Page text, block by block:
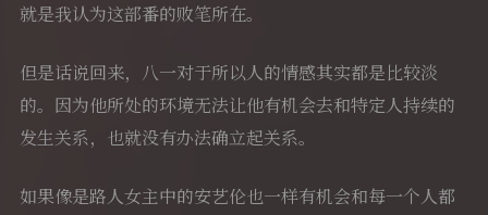
就是我认为这部番的败笔所在。
但是话说回来，八一对于所以人的情感其实都是比较淡
的。因为他所处的环境无法让他有机会去和特定人持续的
发生关系，也就没有办法确立起关系。
如果像是路人女主中的安艺伦也一样有机会和每一个人都